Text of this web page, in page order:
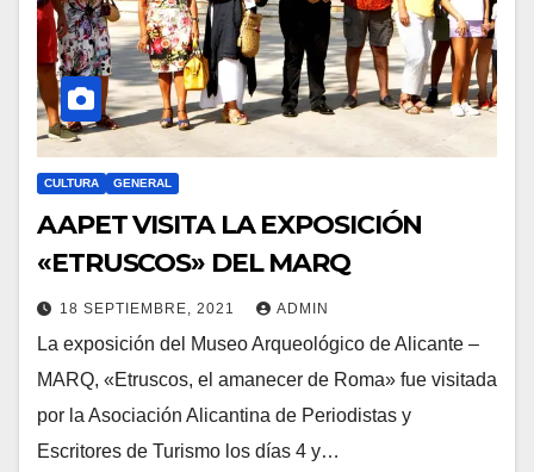
CULTURA GENERAL
AAPET VISITA LA EXPOSICIÓN
«ETRUSCOS» DEL MARQ
18 SEPTIEMBRE, 2021 ADMIN
La exposición del Museo Arqueológico de Alicante –
MARQ, «Etruscos, el amanecer de Roma» fue visitada
por la Asociación Alicantina de Periodistas y
Escritores de Turismo los días 4 y…